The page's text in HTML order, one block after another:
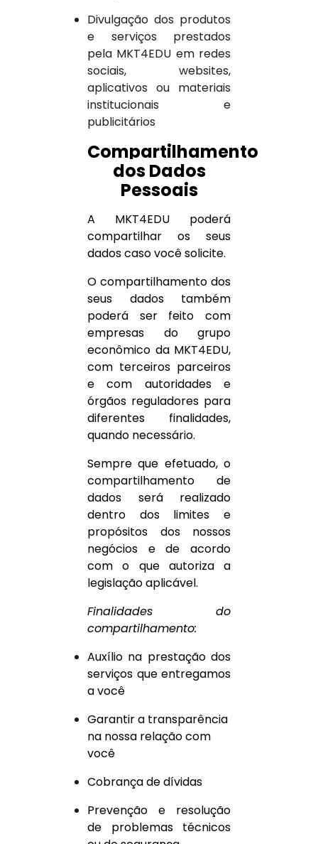
Divulgação dos produtos
e serviços prestados
pela MKT4EDU em redes
sociais, websites,
aplicativos ou materiais
institucionais e
publicitários
Compartilhamento
dos Dados
Pessoais
A MKT4EDU poderá
compartilhar os seus
dados caso você solicite.
O compartilhamento dos
seus dados também
poderá ser feito com
empresas do grupo
econômico da MKT4EDU,
com terceiros parceiros
e com autoridades e
órgãos reguladores para
diferentes finalidades,
quando necessário.
Sempre que efetuado, o
compartilhamento de
dados será realizado
dentro dos limites e
propósitos dos nossos
negócios e de acordo
com o que autoriza a
legislação aplicável.
Finalidades do
compartilhamento:
Auxílio na prestação dos
serviços que entregamos
a você
Garantir a transparência
na nossa relação com
você
Cobrança de dívidas
Prevenção e resolução
de problemas técnicos